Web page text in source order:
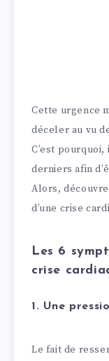
Cette urgence
déceler au vu
C’est
derniers afin
Alors,
d’une crise
Les 6
crise
1. Une
Le fait de